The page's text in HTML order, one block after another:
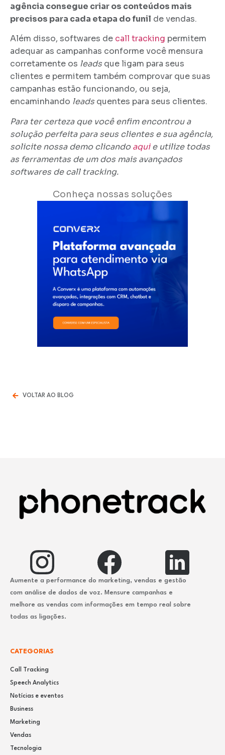
agência consegue criar os conteúdos mais
precisos para cada etapa do funil de vendas.
Além disso, softwares de call tracking permitem
adequar as campanhas conforme você mensura
corretamente os leads que ligam para seus
clientes e permitem também comprovar que suas
campanhas estão funcionando, ou seja,
encaminhando leads quentes para seus clientes.
Para ter certeza que você enfim encontrou a
solução perfeita para seus clientes e sua agência,
solicite nossa demo clicandoaquie utilize todas
as ferramentas de um dos mais avançados
softwares de call tracking.
Conheça nossas soluções
VOLTAR AO BLOG
Aumente a performance do marketing, vendas e gestão
com análise de dados de voz. Mensure campanhas e
melhore as vendas com informações em tempo real sobre
todas as ligações.
CATEGORIAS
Call Tracking
Speech Analytics
Notícias e eventos
Business
Marketing
Vendas
Tecnologia